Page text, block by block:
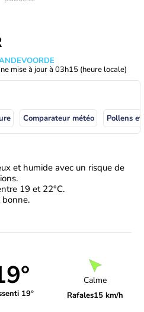
mise à jour à 03h15 (heure locale)
Comparateur météo Pollens
et humide avec un risque de
19 et 22°C.
bonne.
19°
Calme
Rafales15 km/h